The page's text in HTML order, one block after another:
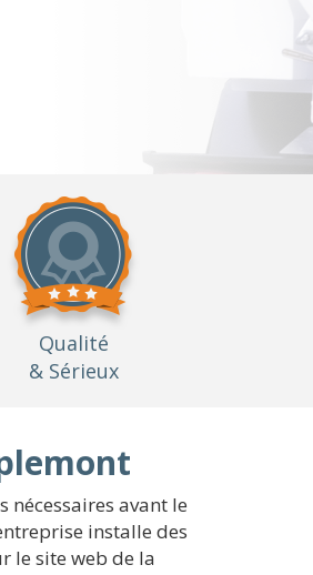
Qualité
& Sérieux
avant le
installe des
le site web de la